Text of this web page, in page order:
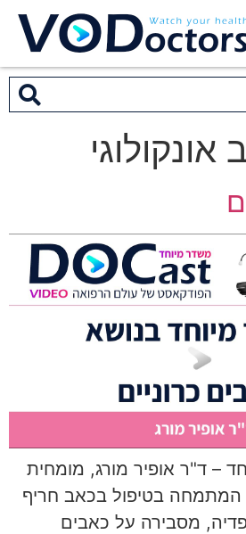
אונקולוגי
– ד"ר אופיר מורג, מומחית
המתמחה בטיפול בכאב חריף
מסבירה על כאבים